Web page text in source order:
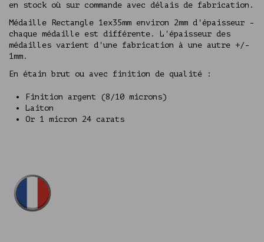
en stock où sur commande avec délais de fabrication.
Médaille Rectangle 1ex35mm environ 2mm d'épaisseur -
chaque médaille est différente. L'épaisseur des
médailles varient d'une fabrication à une autre +/-
1mm.
En étain brut ou avec finition de qualité :
Finition argent (8/10 microns)
Laiton
Or 1 micron 24 carats